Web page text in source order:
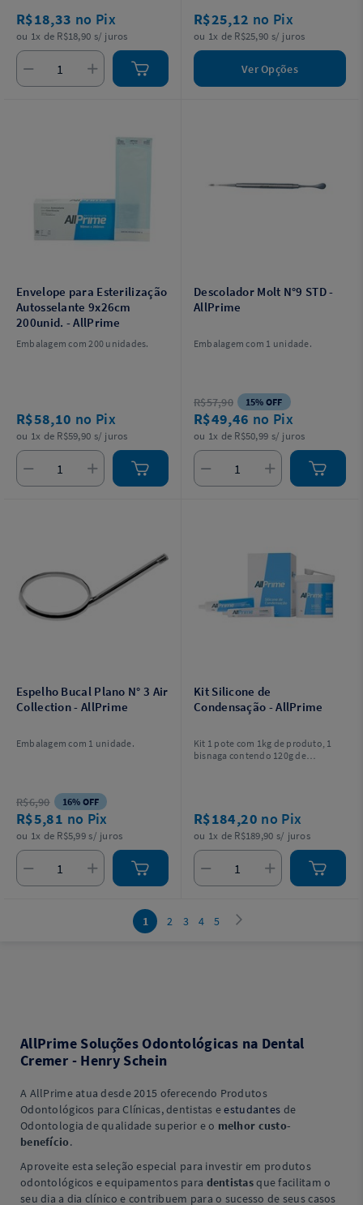
R$18,33 no Pix
ou 1x de R$18,90 s/ juros
R$25,12 no Pix
ou 1x de R$25,90 s/ juros
Ver Opções
Envelope para Esterilização
Autosselante 9x26cm
200unid. - AllPrime
Embalagem com 200 unidades.
R$58,10 no Pix
ou 1x de R$59,90 s/ juros
Descolador Molt N°9 STD -
AllPrime
Embalagem com 1 unidade.
R$57,90 15% OFF
R$49,46 no Pix
ou 1x de R$50,99 s/ juros
Espelho Bucal Plano N° 3 Air
Collection - AllPrime
Embalagem com 1 unidade.
R$6,90 16% OFF
R$5,81 no Pix
ou 1x de R$5,99 s/ juros
Kit Silicone de
Condensação - AllPrime
Kit 1 pote com 1kg de produto, 1
bisnaga contendo 120g de
R$184,20 no Pix
ou 1x de R$189,90 s/ juros
1 2 3 4 5
AllPrime Soluções Odontológicas na Dental
Cremer - Henry Schein
A AllPrime atua desde 2015 oferecendo Produtos
Odontológicos para Clínicas, dentistas eestudantes de
Odontologia de qualidade superior e o melhor custo-
benefício.
Aproveite esta seleção especial para investir em produtos
odontológicos e equipamentos para dentistasque facilitam o
seu dia a dia clínico e contribuem para o sucesso de seus casos